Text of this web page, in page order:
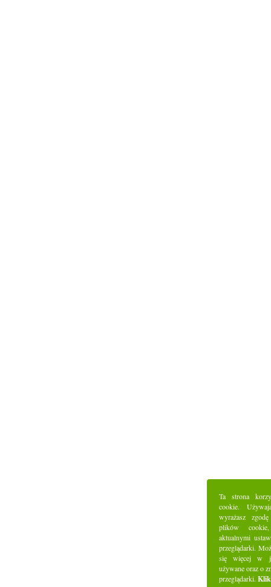
Ta strona
cookie.
wyrażasz
plików
aktualnymi
przeglądarki.
się więcej w
używane oraz o
przeglądarki.